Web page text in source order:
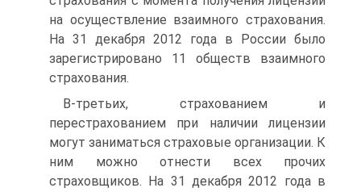
на осуществление взаимного страхования.
На 31 декабря 2012 года в России было
зарегистрировано 11 обществ взаимного
страхования.
В-третьих, страхованием и
перестрахованием при наличии лицензии
могут заниматься страховые организации. К
ним можно отнести всех прочих
страховщиков. На 31 декабря 2012 года в